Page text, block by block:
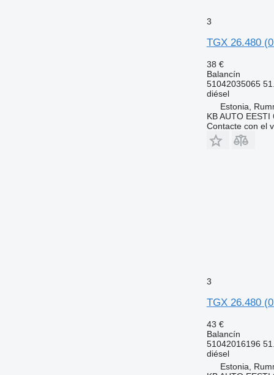
3
TGX 26.480
38 €
Balancín
51042035065
diésel
Estonia,
KB AUTO EESTI
Contacte con el
3
TGX 26.480
43 €
Balancín
51042016196
diésel
Estonia,